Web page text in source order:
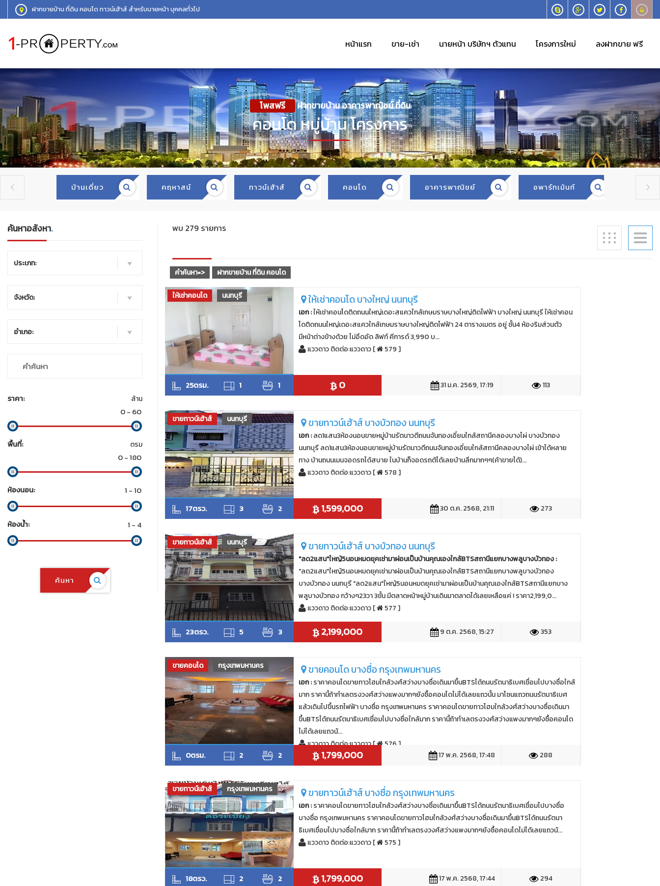
ฝากขายบ้าน ที่ดิน คอนโด ทาวน์เฮ้าส์ สำหรับนายหน้า บุคคลทั่วไป
หน้าแรก ขาย-เช่า นายหน้า บริษัทฯ ตัวแทน โครงการใหม่ ลงฝากขาย ฟรี
โพสฟรี ฝากขายบ้าน อาคารพาณิชย์ ที่ดิน
คอนโด หมู่บ้าน โครงการ
 บ้านเดี่ยว คฤหาสน์ ทาวน์เฮ้าส์ คอนโด อาคารพาณิชย์ อพาร์ทเม้นท์ สำนักง

พบ 279 รายการ
คำค้นหา=> ฝากขายบ้าน ที่ดิน คอนโด
ให้เช่าคอนโด นนทบุรี
25ตรม. 1 1
ให้เช่าคอนโด บางใหญ่ นนทบุรี
เอก :ให้เช่าคอนโดติดถนนใหญ่เดอะสแควใกล้เกษมราษบางใหญ่ติดไฟฟ้า บางใหญ่ นนทบุรี ให้เช่าคอน
โดติดถนนใหญ่เดอะสแควใกล้เกษมราษบางใหญ่ติดไฟฟ้า 24 ตารางเมตร อยู่ ชั้น4 ห้องริมส่วนตัว
มีหน้าต่างข้างด้วย ไม่อึดอัด ลิฟท์ คีการด์ 3,990 บ...
แววดาว ติดต่อ:แววดาว [
579 ]
0 113
31 ม.ค. 2569, 17:19
ขายทาวน์เฮ้าส์ นนทบุรี
17ตรว. 3 2
ขายทาวน์เฮ้าส์ บางบัวทอง นนทบุรี
เอก :ลด1แสน3ห้องนอนขายหมู่บ้านรัตนาวดีถนนจันทองเอี่ยมใกล้สถานีคลองบางไผ่ บางบัวทอง
นนทบุรี ลด1แสน3ห้องนอนขายหมู่บ้านรัตนาวดีถนนจันทองเอี่ยมใกล้สถานีคลองบางไผ่ เข้าได้หลาย
ทาง บ้านถนนเมนจอดรถได้สบาย ในบ้านก็จอดรถต้ได้เลยบ้านลึกมากๆๆ(ค้าขายได้)...
แววดาว ติดต่อ:แววดาว [
578 ]
1,599,000 273
30 ต.ค. 2568, 21:11
ขายทาวน์เฮ้าส์ นนทบุรี
23ตรว. 5 3
ขายทาวน์เฮ้าส์ บางบัวทอง นนทบุรี
"ลด2แสน"ใหญ้5นอนหมดยุคเช่ามาผ่อนเป็นบ้านคุณเองใกล้BTSสถานีแยกบางพลูบางบัวทอง :
"ลด2แสน"ใหญ้5นอนหมดยุคเช่ามาผ่อนเป็นบ้านคุณเองใกล้BTSสถานีแยกบางพลูบางบัวทอง
บางบัวทอง นนทบุรี "ลด2แสน"ใหญ้5นอนหมดยุคเช่ามาผ่อนเป็นบ้านคุณเองใกล้BTSสถานีแยกบาง
พลูบางบัวทอง กว้างๆ23วา 3ชั้น มีตลาดหน้าหมู่บ้านเดินมาตลาดได้เลยเหลือแค่ ! ราคา2,199,0...
แววดาว ติดต่อ:แววดาว [
577 ]
2,199,000 353
9 ต.ค. 2568, 15:27
ขายคอนโด กรุงเทพมหานคร
0ตรม. 2 2
ขายคอนโด บางซื่อ กรุงเทพมหานคร
เอก :ราคาคอนโดขายทาวโฮมใกล้วงศ์สว่างบางซื่อเดินมาขึ้นBTSได้ถนนรัตนาธิเบศเชื่อมไปบางซื่อใกล้
มาก ราคานี้ถ้าทำเลตรงวงศ์สว่างแพงมากๆยังซื้อคอนโดไม่ได้เลยแถวนั้น มาโซนแถวถนนรัตนาธิเบศ
แล้วเดินไปขึ้นรถไฟฟ้า บางซื่อ กรุงเทพมหานคร ราคาคอนโดขายทาวโฮมใกล้วงศ์สว่างบางซื่อเดินมา
ขึ้นBTSได้ถนนรัตนาธิเบศเชื่อมไปบางซื่อใกล้มาก ราคานี้ถ้าทำเลตรงวงศ์สว่างแพงมากๆยังซื้อคอนโด
ไม่ได้เลยแถวนั...
แววดาว ติดต่อ:แววดาว [
576 ]
1,799,000 288
17 พ.ค. 2568, 17:48
ขายทาวน์เฮ้าส์ กรุงเทพมหานคร
18ตรว. 2 2
ขายทาวน์เฮ้าส์ บางซื่อ กรุงเทพมหานคร
เอก :ราคาคอนโดขายทาวโฮมใกล้วงศ์สว่างบางซื่อเดินมาขึ้นBTSได้ถนนรัตนาธิเบศเชื่อมไปบางซื่อ
บางซื่อ กรุงเทพมหานคร ราคาคอนโดขายทาวโฮมใกล้วงศ์สว่างบางซื่อเดินมาขึ้นBTSได้ถนนรัตนา
ธิเบศเชื่อมไปบางซื่อใกล้มาก ราคานี้ถ้าทำเลตรงวงศ์สว่างแพงมากๆยังซื้อคอนโดไม่ได้เลยแถวนั...
แววดาว ติดต่อ:แววดาว [
575 ]
1,799,000 294
17 พ.ค. 2568, 17:44
ค้นหาอสังหา.
ประเภท:
จังหวัด:
อำเภอ:
ราคา: ล้าน
พื้นที่: ตรม
ห้องนอน:
ห้องน้ำ:
ค้นหา